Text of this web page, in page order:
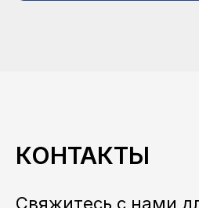
КОНТАКТЫ
Свяжитесь с нами